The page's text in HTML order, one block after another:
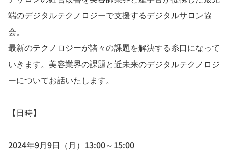
端のデジタルテクノロジーで支援するデジタルサロン協
会。
最新のテクノロジーが諸々の課題を解決する糸口になって
いきます。美容業界の課題と近未来のデジタルテクノロジ
ーについてお話いたします。
【日時】
2024年9月9日（月）13:00～15:00